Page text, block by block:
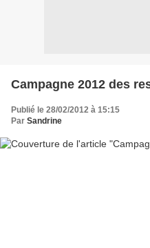
Campagne 2012 des
Publié le 28/02/2012 à 15:15
Par Sandrine